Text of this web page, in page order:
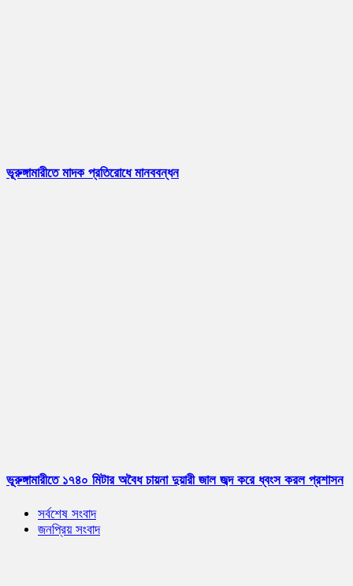
ভূরুঙ্গামারীতে মাদক প্রতিরোধে মানববন্ধন
ভূরুঙ্গামারীতে ১৭৪০ মিটার অবৈধ চায়না দুয়ারী জাল জব্দ করে ধ্বংস করল প্রশাসন
সর্বশেষ সংবাদ
জনপ্রিয় সংবাদ